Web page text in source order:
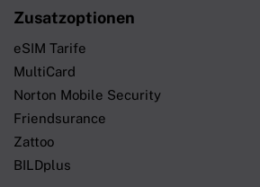
Zusatzoptionen
eSIM Tarife
MultiCard
Norton Mobile Security
Friendsurance
Zattoo
BILDplus